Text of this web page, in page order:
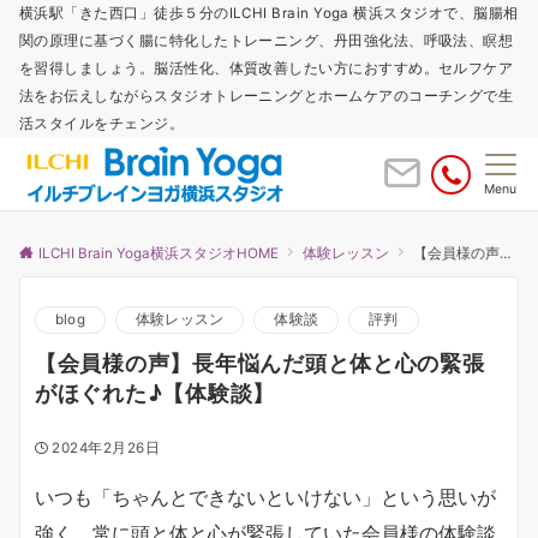
横浜駅「きた西口」徒歩５分のILCHI Brain Yoga 横浜スタジオで、脳腸相
関の原理に基づく腸に特化したトレーニング、丹田強化法、呼吸法、瞑想
を習得しましょう。脳活性化、体質改善したい方におすすめ。セルフケア
法をお伝えしながらスタジオトレーニングとホームケアのコーチングで生
活スタイルをチェンジ。
Menu
ILCHI Brain Yoga横浜スタジオHOME 体験レッスン 【会員様の声】長年悩んだ頭と体と心の緊張がほぐれた♪【体験談】
blog 体験レッスン 体験談 評判
【会員様の声】長年悩んだ頭と体と心の緊張
がほぐれた♪【体験談】
2024年2月26日
いつも「ちゃんとできないといけない」という思いが
強く、常に頭と体と心が緊張していた会員様の体験談